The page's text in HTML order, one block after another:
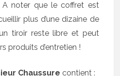
A noter que le coffret est
plus d’une dizaine de
tiroir reste libre et peut
produits d’entretien !
Chaussure contient :